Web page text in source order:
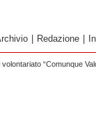
| Redazione |
“Comunque